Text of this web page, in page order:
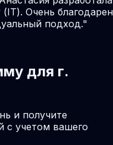
Очень благодарен
подход."
для г.
и получите
с учетом вашего